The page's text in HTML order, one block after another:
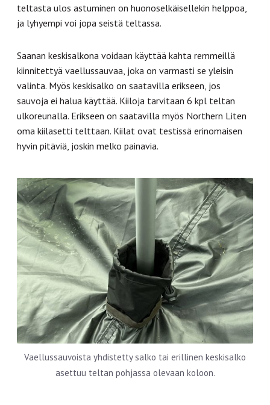
teltasta ulos astuminen on huonoselkäisellekin helppoa,
ja lyhyempi voi jopa seistä teltassa.
Saanan keskisalkona voidaan käyttää kahta remmeillä
kiinnitettyä vaellussauvaa, joka on varmasti se yleisin
valinta. Myös keskisalko on saatavilla erikseen, jos
sauvoja ei halua käyttää. Kiiloja tarvitaan 6 kpl teltan
ulkoreunalla. Erikseen on saatavilla myös Northern Liten
oma kiilasetti telttaan. Kiilat ovat testissä erinomaisen
hyvin pitäviä, joskin melko painavia.
Vaellussauvoista yhdistetty salko tai erillinen keskisalko
asettuu teltan pohjassa olevaan koloon.